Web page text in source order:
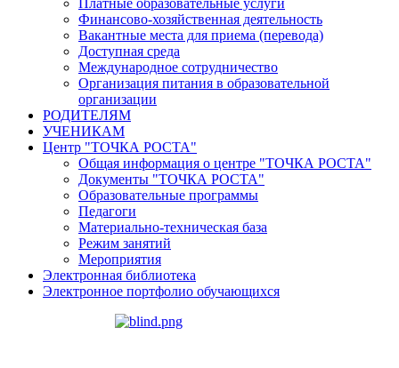
Финансово-хозяйственная деятельность
Вакантные места для приема (перевода)
Доступная среда
Международное сотрудничество
Организация питания в образовательной
организации
РОДИТЕЛЯМ
УЧЕНИКАМ
Центр "ТОЧКА РОСТА"
Общая информация о центре "ТОЧКА РОСТА"
Документы "ТОЧКА РОСТА"
Образовательные программы
Педагоги
Материально-техническая база
Режим занятий
Мероприятия
Электронная библиотека
Электронное портфолио обучающихся